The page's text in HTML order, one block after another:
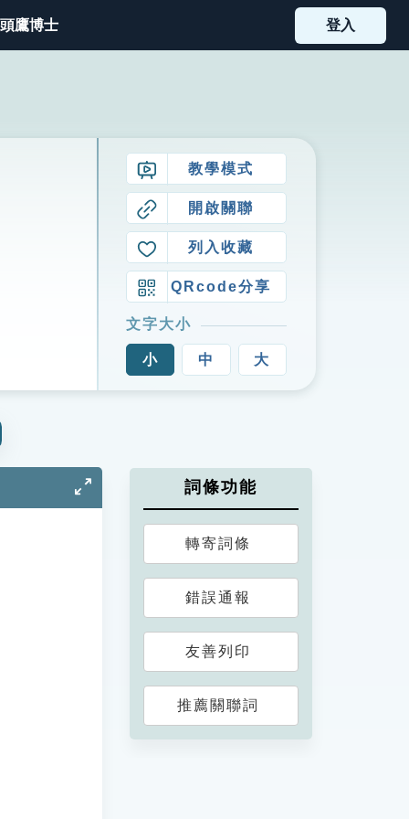
鷹博士 登入
教學模式
開啟關聯
列入收藏
QRcode分享
文字大小
小 中 大
詞條功能
轉寄詞條
錯誤通報
友善列印
推薦關聯詞